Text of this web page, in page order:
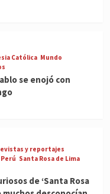
Católica Mundo
se enojó con
y reportajes
Perú Santa Rosa de Lima
de ‘Santa Rosa